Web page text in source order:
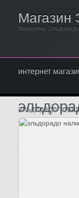
Магазин
Магазины
интернет
эльдорадо